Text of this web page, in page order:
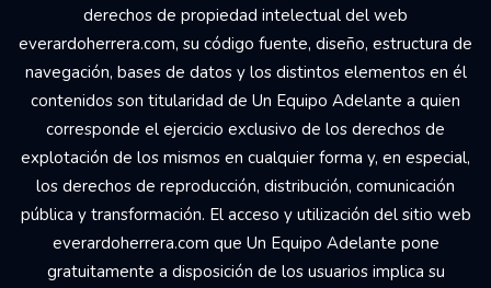
derechos de propiedad intelectual del web
everardoherrera.com, su código fuente, diseño, estructura de
navegación, bases de datos y los distintos elementos en él
contenidos son titularidad de Un Equipo Adelante a quien
corresponde el ejercicio exclusivo de los derechos de
explotación de los mismos en cualquier forma y, en especial,
los derechos de reproducción, distribución, comunicación
pública y transformación. El acceso y utilización del sitio web
everardoherrera.com que Un Equipo Adelante pone
gratuitamente a disposición de los usuarios implica su